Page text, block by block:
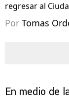
regresar al
Por Tomas
En medio de